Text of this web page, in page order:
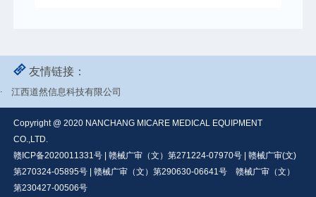
友情链接：
江西道然信息科技有限公司
Copyright @ 2020 NANCHANG MICARE MEDICAL EQUIPMENT
CO.,LTD.
赣ICP备2020011331号 | 赣械广审（文）第271224-07970号 | 赣械广审(文)
第270324-05895号 | 赣械广审（文）第290630-06641号
赣械广审（文）
第230427-00506号